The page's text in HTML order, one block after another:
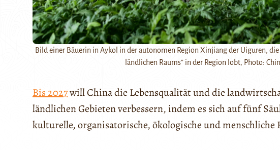
Bild einer Bäuerin in Aykol in der autonomen Region Xinjiang der Uiguren,
ländlichen Raums” in der Region lobt, Photo:
Bis 2027will China die Lebensqualität und die
ländlichen Gebieten verbessern, indem es sich auf fünf
kulturelle, organisatorische, ökologische und menschliche